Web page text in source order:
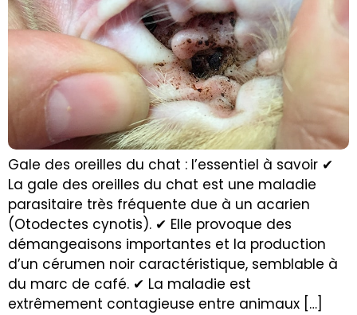
Gale des oreilles du chat : l’essentiel à savoir ✔
La gale des oreilles du chat est une maladie
parasitaire très fréquente due à un acarien
(Otodectes cynotis). ✔ Elle provoque des
démangeaisons importantes et la production
d’un cérumen noir caractéristique, semblable à
du marc de café. ✔ La maladie est
extrêmement contagieuse entre animaux […]